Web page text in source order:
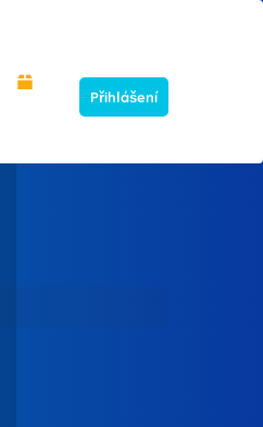
Přihlášení